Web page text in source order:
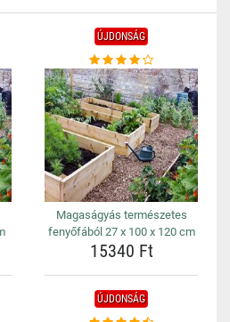
ÚJDONSÁG
Magaságyás természetes
fenyőfából 27 x 100 x 120 cm
15340 Ft
ÚJDONSÁG